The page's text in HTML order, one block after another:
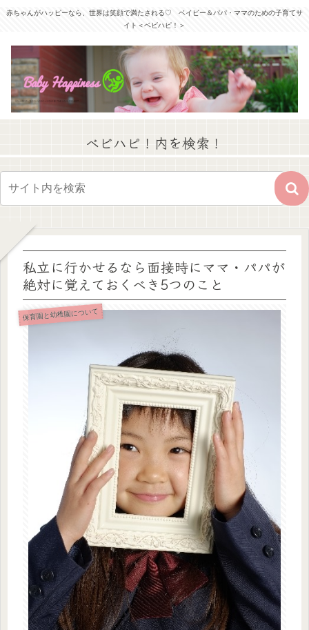
赤ちゃんがハッピーなら、世界は笑顔で満たされる♡ ベイビー＆パパ・ママのための子育てサ
イト＜ベビハピ！＞
ベビハピ！内を検索！
私立に行かせるなら面接時にママ・パパが
絶対に覚えておくべき5つのこと
保育園と幼稚園について